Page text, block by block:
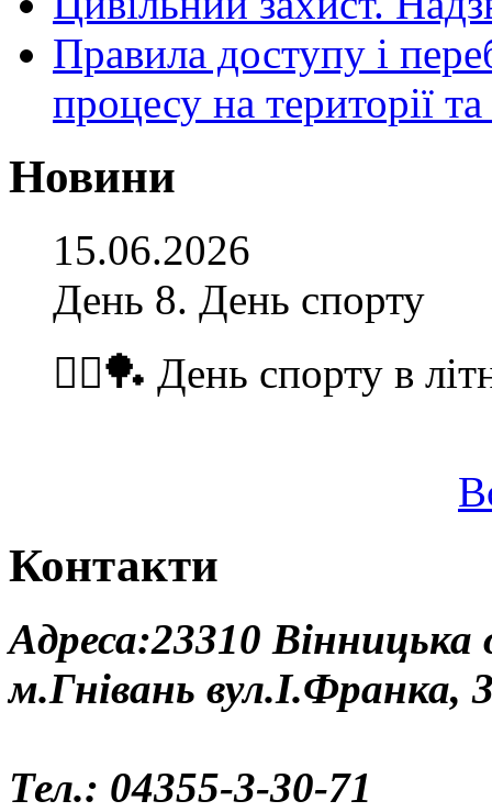
Правила доступу і
процесу на території
Новини
15.06.2026
День 8. День спорту
🏃‍♂️🏓 День спорту в
Контакти
Адреса:23310
м.Гнівань вул.І.Франка,
Тел.: 04355-3-30-71